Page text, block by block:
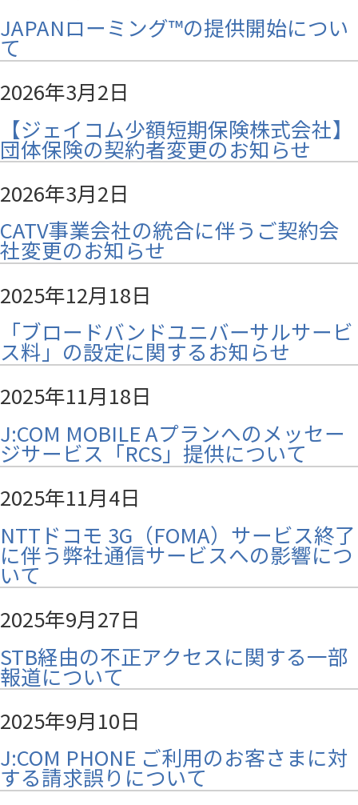
JAPANローミング™の提供開始につい
て
2026年3月2日
【ジェイコム少額短期保険株式会社】
団体保険の契約者変更のお知らせ
2026年3月2日
CATV事業会社の統合に伴うご契約会
社変更のお知らせ
2025年12月18日
「ブロードバンドユニバーサルサービ
ス料」の設定に関するお知らせ
2025年11月18日
J:COM MOBILE Aプランへのメッセー
ジサービス「RCS」提供について
2025年11月4日
NTTドコモ 3G（FOMA）サービス終了
に伴う弊社通信サービスへの影響につ
いて
2025年9月27日
STB経由の不正アクセスに関する一部
報道について
2025年9月10日
J:COM PHONE ご利用のお客さまに対
する請求誤りについて